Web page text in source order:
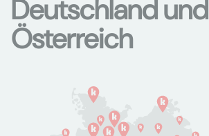
Deutschland und
Österreich